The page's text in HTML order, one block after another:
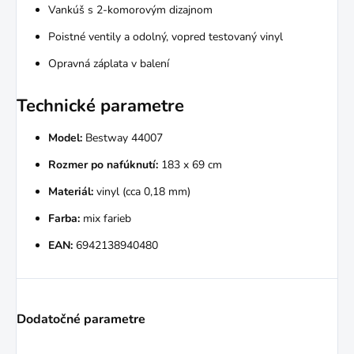
Vankúš s 2-komorovým dizajnom
Poistné ventily a odolný, vopred testovaný vinyl
Opravná záplata v balení
Technické parametre
Model: Bestway 44007
Rozmer po nafúknutí: 183 x 69 cm
Materiál: vinyl (cca 0,18 mm)
Farba: mix farieb
EAN: 6942138940480
Dodatočné parametre